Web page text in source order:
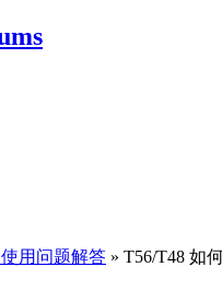
用问题解答 » T56/T48 如